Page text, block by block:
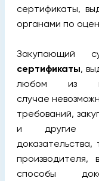
сертификаты,
органами по
Закупающий
сертификаты,
любом из
случае
требований,
и другие
способы